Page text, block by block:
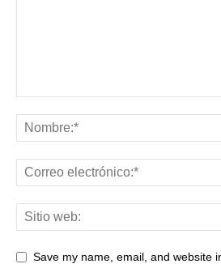
Save my name, email, and website